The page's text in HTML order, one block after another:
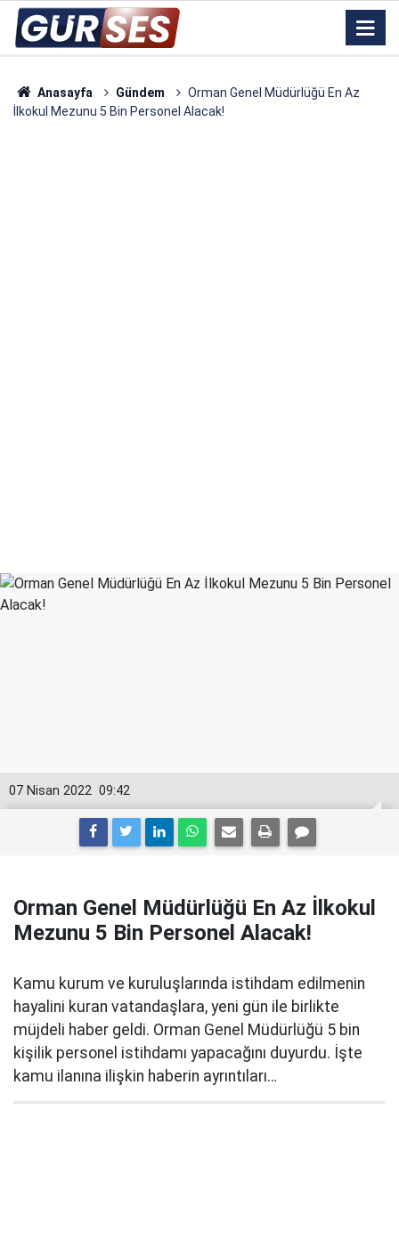
Anasayfa Gündem
Orman Genel Müdürlüğü En Az
İlkokul Mezunu 5 Bin Personel Alacak!
09:42
07 Nisan 2022
Orman Genel Müdürlüğü En Az İlkokul
Mezunu 5 Bin Personel Alacak!
Kamu kurum ve kuruluşlarında istihdam edilmenin
hayalini kuran vatandaşlara, yeni gün ile birlikte
müjdeli haber geldi. Orman Genel Müdürlüğü 5 bin
kişilik personel istihdamı yapacağını duyurdu. İşte
kamu ilanına ilişkin haberin ayrıntıları…